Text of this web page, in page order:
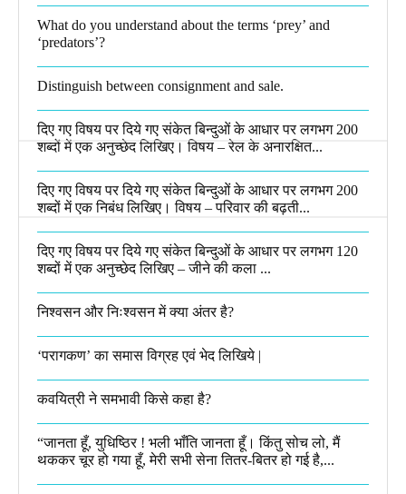
What do you understand about the terms ‘prey’ and
‘predators’?​
Distinguish between consignment and sale.
दिए गए विषय पर दिये गए संकेत बिन्दुओं के आधार पर लगभग 200
शब्दों में एक अनुच्छेद लिखिए। विषय – रेल के अनारक्षित...
दिए गए विषय पर दिये गए संकेत बिन्दुओं के आधार पर लगभग 200
शब्दों में एक निबंध लिखिए। विषय – परिवार की बढ़ती...
दिए गए विषय पर दिये गए संकेत बिन्दुओं के आधार पर लगभग 120
शब्दों में एक अनुच्छेद लिखिए – जीने की कला ...
निश्वसन और निःश्वसन में क्या अंतर है?
‘परागकण’ का समास विग्रह एवं भेद लिखिये |
कवयित्री ने समभावी किसे कहा है?
“जानता हूँ, युधिष्ठिर ! भली भाँति जानता हूँ। किंतु सोच लो, मैं
थककर चूर हो गया हूँ, मेरी सभी सेना तितर-बितर हो गई है,...